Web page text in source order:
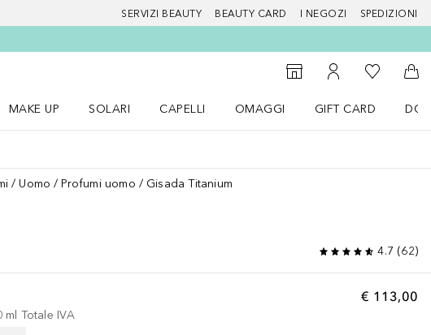
SERVIZI BEAUTY BEAUTY CARD I NEGOZI SPEDIZIONI
StorefinderAl Mio Account
Alla Mia
Al
MAKE UP
SOLARI
CAPELLI
OMAGGI
GIFT CARD
Uomo Profumi uomo Gisada Titanium
4.7 (62)
€ 113,00
ml Totale IVA